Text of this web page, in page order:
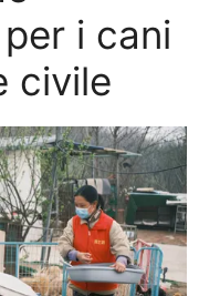
i cani
civile